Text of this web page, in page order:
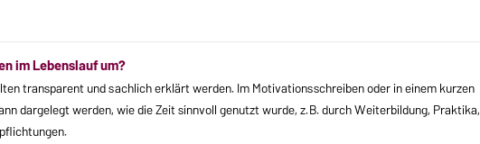
im Lebenslauf um?
transparent und sachlich erklärt werden. Im Motivationsschreiben oder in einem kurzen
dargelegt werden, wie die Zeit sinnvoll genutzt wurde, z. B. durch Weiterbildung, Praktika,